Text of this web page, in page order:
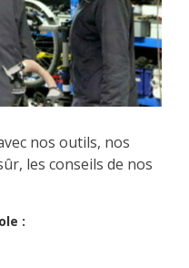
nos outils, nos
les conseils de nos
: